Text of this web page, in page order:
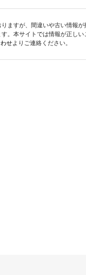
ますが、間違いや古い情報
。本サイトでは情報が正し
せよりご連絡ください。